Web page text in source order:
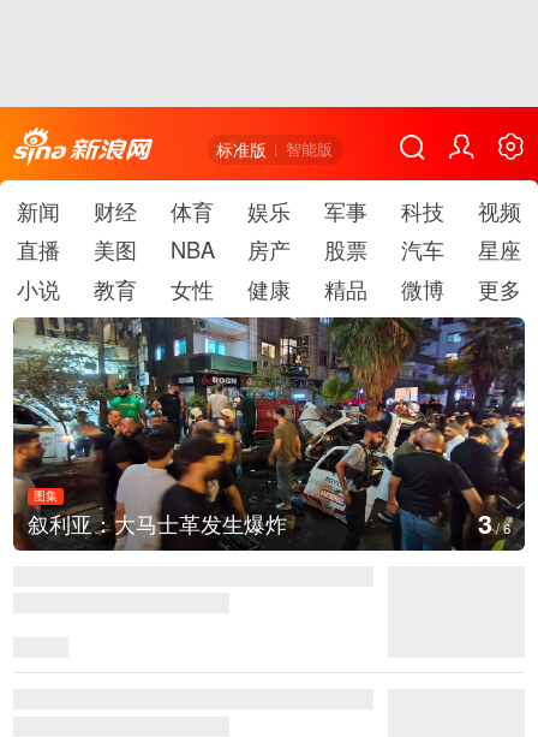
标准版 智能版
新闻 财经 体育 娱乐 军事 科技
视频
直播
美图 NBA 房产 股票 汽车
星座
小说
教育 女性 健康 精品 微博 更多
图集
叙利亚：大马士革发生爆炸 3/6